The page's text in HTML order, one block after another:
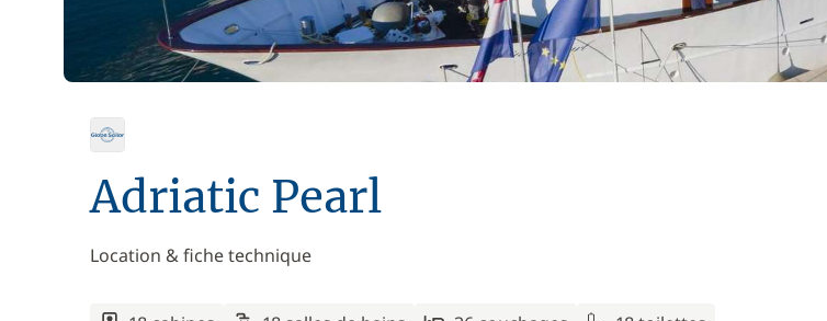
Adriatic Pearl
Location & fiche technique